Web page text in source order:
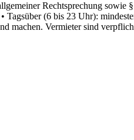
Rechtsprechung sowie
(6 bis 23 Uhr):
machen. Vermieter sind